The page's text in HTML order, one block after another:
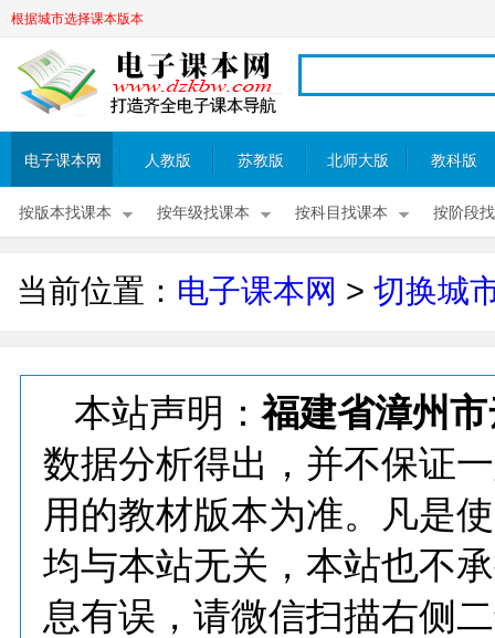
根据城市选择课本版本
电子课本网 人教版 苏教版 北师大版 教科版
按版本找课本 按年级找课本 按科目找课本 按阶段
当前位置： 电子课本网 > 切换城
本站声明：福建省漳州
数据分析得出，并不保证
用的教材版本为准。凡是
均与本站无关，本站也不
息有误，请微信扫描右侧